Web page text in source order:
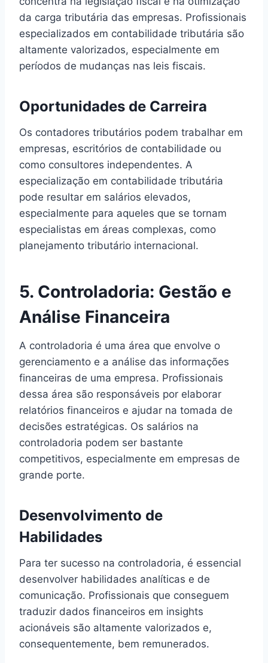
da carga tributária das empresas. Profissionais
especializados em contabilidade tributária são
altamente valorizados, especialmente em
períodos de mudanças nas leis fiscais.
Oportunidades de Carreira
Os contadores tributários podem trabalhar em
empresas, escritórios de contabilidade ou
como consultores independentes. A
especialização em contabilidade tributária
pode resultar em salários elevados,
especialmente para aqueles que se tornam
especialistas em áreas complexas, como
planejamento tributário internacional.
5. Controladoria: Gestão e
Análise Financeira
A controladoria é uma área que envolve o
gerenciamento e a análise das informações
financeiras de uma empresa. Profissionais
dessa área são responsáveis por elaborar
relatórios financeiros e ajudar na tomada de
decisões estratégicas. Os salários na
controladoria podem ser bastante
competitivos, especialmente em empresas de
grande porte.
Desenvolvimento de
Habilidades
Para ter sucesso na controladoria, é essencial
desenvolver habilidades analíticas e de
comunicação. Profissionais que conseguem
traduzir dados financeiros em insights
acionáveis são altamente valorizados e,
consequentemente, bem remunerados.